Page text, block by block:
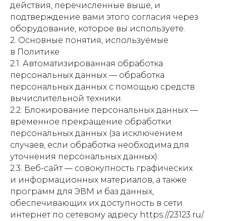
действия, перечисленные выше, и
подтверждение вами этого согласия через
оборудование, которое вы используете.
2. Основные понятия, используемые
в Политике
2.1. Автоматизированная обработка
персональных данных — обработка
персональных данных с помощью средств
вычислительной техники.
2.2. Блокирование персональных данных —
временное прекращение обработки
персональных данных (за исключением
случаев, если обработка необходима для
уточнения персональных данных).
2.3. Веб-сайт — совокупность графических
и информационных материалов, а также
программ для ЭВМ и баз данных,
обеспечивающих их доступность в сети
интернет по сетевому адресу https://23123.ru/.